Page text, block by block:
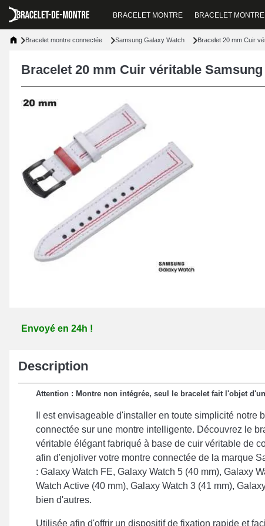
BRACELET MONTRE BRACELET
Bracelet montre connectée Samsung Galaxy Watch Bracelet 20 mm Cuir
Bracelet 20 mm Cuir véritable Samsung
Envoyé en 24h !
Description
Attention : Montre non intégrée, seul le bracelet fait l'objet
Il est envisageable d'installer en toute simplicité notre
connectée sur une montre intelligente. Découvrez le
véritable élégant fabriqué à base de cuir véritable de
afin d'enjoliver votre montre connectée de la marque
: Galaxy Watch FE, Galaxy Watch 5 (40 mm), Galaxy
Watch Active (40 mm), Galaxy Watch 3 (41 mm),
bien d'autres.
Utilisée afin d'offrir un dispositif de fixation rapide et